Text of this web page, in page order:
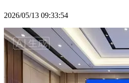
2026/05/13 09:33:54